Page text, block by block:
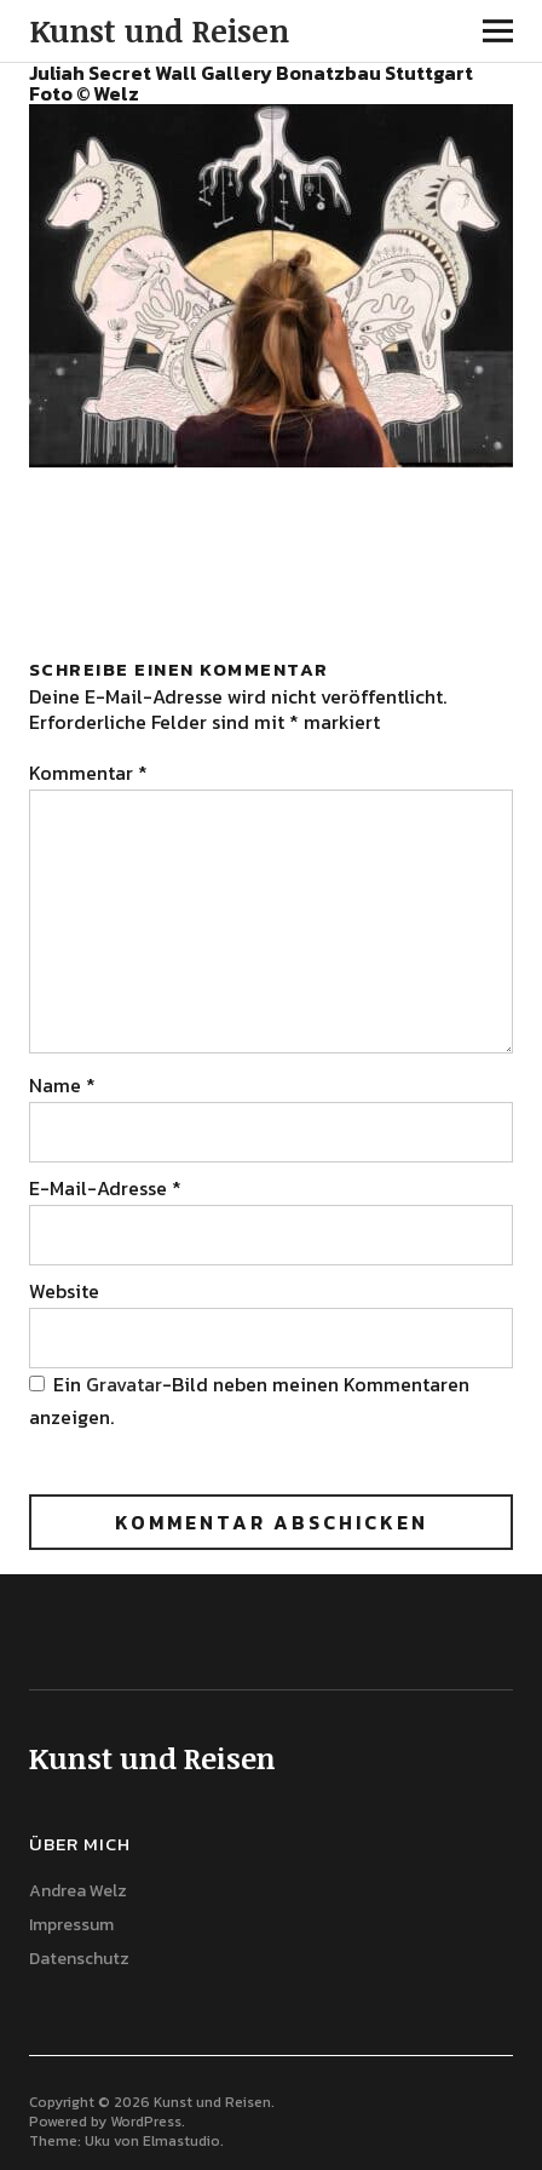
Kunst und Reisen
Juliah Secret Wall Gallery Bonatzbau Stuttgart
Foto © Welz
SCHREIBE EINEN KOMMENTAR
Deine E-Mail-Adresse wird nicht veröffentlicht.
Erforderliche Felder sind mit * markiert
Kommentar *
Name *
E-Mail-Adresse *
Website
Ein Gravatar-Bild neben meinen Kommentaren
anzeigen.
Kunst und Reisen
ÜBER MICH
Andrea Welz
Impressum
Datenschutz
Copyright © 2026 Kunst und Reisen
Powered by WordPress
Theme: Uku von Elmastudio